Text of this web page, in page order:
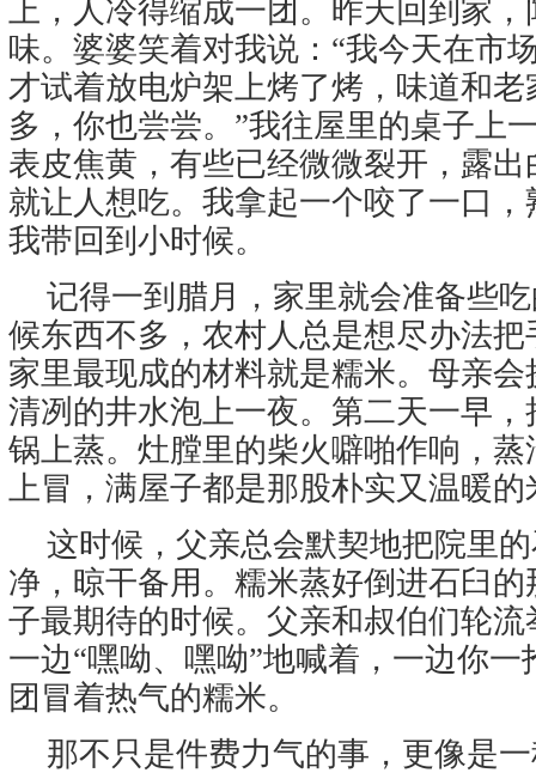
上，人冷得缩成一团。昨天回到家
味。婆婆笑着对我说：“我今天在市
才试着放电炉架上烤了烤，味道和
多，你也尝尝。”我往屋里的桌子上
表皮焦黄，有些已经微微裂开，露
就让人想吃。我拿起一个咬了一口
我带回到小时候。
记得一到腊月，家里就会准备些
候东西不多，农村人总是想尽办法
家里最现成的材料就是糯米。母亲
清冽的井水泡上一夜。第二天一早
锅上蒸。灶膛里的柴火噼啪作响，
上冒，满屋子都是那股朴实又温暖的
这时候，父亲总会默契地把院里
净，晾干备用。糯米蒸好倒进石臼
子最期待的时候。父亲和叔伯们轮
一边“嘿呦、嘿呦”地喊着，一边你
团冒着热气的糯米。
那不只是件费力气的事，更像是